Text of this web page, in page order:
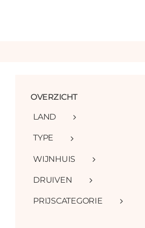
OVERZICHT
LAND
TYPE
WIJNHUIS
DRUIVEN
PRIJSCATEGORIE